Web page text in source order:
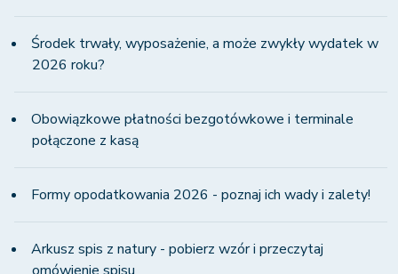
Środek trwały, wyposażenie, a może zwykły wydatek w
2026 roku?
Obowiązkowe płatności bezgotówkowe i terminale
połączone z kasą
Formy opodatkowania 2026 - poznaj ich wady i zalety!
Arkusz spis z natury - pobierz wzór i przeczytaj